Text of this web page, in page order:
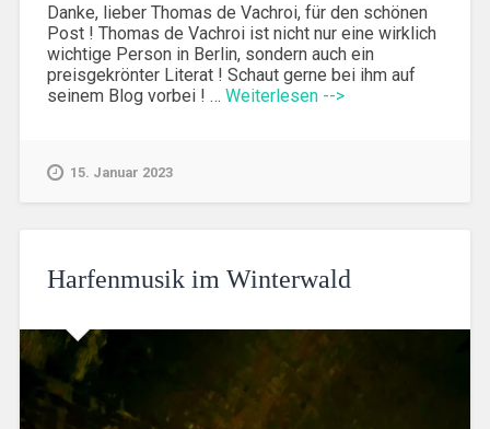
Danke, lieber Thomas de Vachroi, für den schönen
Post ! Thomas de Vachroi ist nicht nur eine wirklich
wichtige Person in Berlin, sondern auch ein
preisgekrönter Literat ! Schaut gerne bei ihm auf
seinem Blog vorbei ! … Weiterlesen -->
15. Januar 2023
Harfenmusik im Winterwald